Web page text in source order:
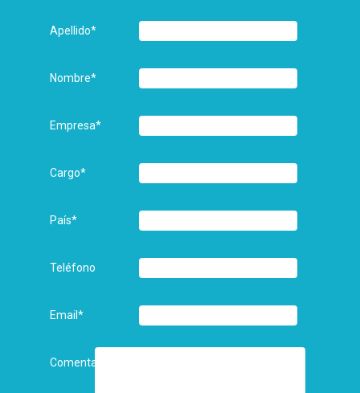
Apellido*
Nombre*
Empresa*
Cargo*
País*
Teléfono
Email*
Comentarios